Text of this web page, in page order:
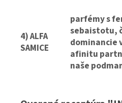
4) ALFA
SAMICE
parfémy s
sebaistotu,
dominancie
afinitu
naše